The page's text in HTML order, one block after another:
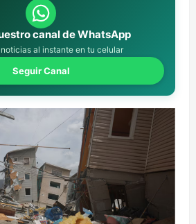
canal de WhatsApp
al instante en tu celular
Seguir Canal